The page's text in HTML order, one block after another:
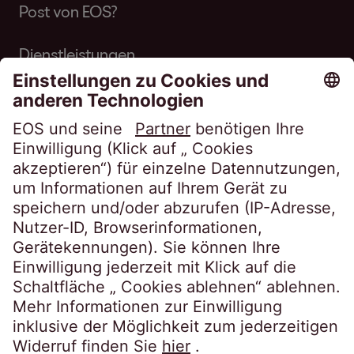
Post von EOS?
Dienstleistungen
Über EOS
Karriere
Folgen Sie uns auf